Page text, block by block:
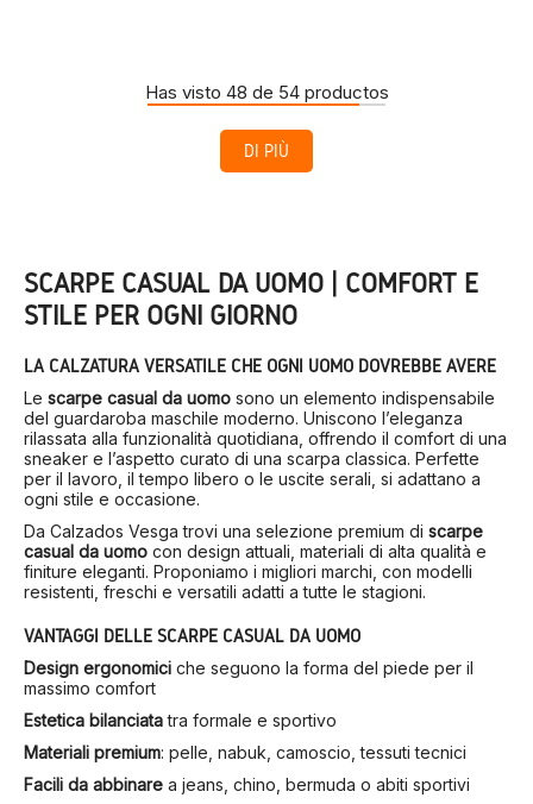
Has visto 48 de 54 productos
DI PIÙ
SCARPE CASUAL DA UOMO | COMFORT E
STILE PER OGNI GIORNO
LA CALZATURA VERSATILE CHE OGNI UOMO DOVREBBE AVERE
Le scarpe casual da uomo sono un elemento indispensabile
del guardaroba maschile moderno. Uniscono l’eleganza
rilassata alla funzionalità quotidiana, offrendo il comfort di una
sneaker e l’aspetto curato di una scarpa classica. Perfette
per il lavoro, il tempo libero o le uscite serali, si adattano a
ogni stile e occasione.
Da Calzados Vesga trovi una selezione premium di scarpe
casual da uomo con design attuali, materiali di alta qualità e
finiture eleganti. Proponiamo i migliori marchi, con modelli
resistenti, freschi e versatili adatti a tutte le stagioni.
VANTAGGI DELLE SCARPE CASUAL DA UOMO
Design ergonomici che seguono la forma del piede per il
massimo comfort
Estetica bilanciatatra formale e sportivo
Materiali premium: pelle, nabuk, camoscio, tessuti tecnici
Facili da abbinare a jeans, chino, bermuda o abiti sportivi